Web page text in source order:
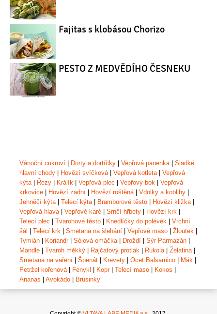
Fajitas s klobásou Chorizo
PESTO Z MEDVĚDÍHO ČESNEKU
Vánoční cukroví Dorty a dortíčky Vepřová panenka| Sladké
hlavní chody
Hovězí svíčková| Vepřová kotleta| Vepřová
kýta| Řezy Králík Vepřová plec Vepřový bok
Vepřová
krkovice
Hovězí zadní Hovězí roštěná| Vdolky a koblihy
Jehněčí kýta| Telecí kýta| Bramborové těsto Hovězí kližka|
Vepřová hlava| Vepřové karé Srnčí hřbety Hovězí krk
Telecí plec
Tvarohové těsto Knedlíčky do polévek
Vrchní
šál
Telecí krk Smetana na šlehání Vepřové maso Žloutek
Tymián
Koriandr| Sójová omáčka| Droždí Sýr Parmazán
Mandle
Tvaroh měkký Rajčatový protlak Rukola| Želatina|
Smetana na vaření
Špenát Krevety Ocet Balsamico Mák
Petržel kořenová| Fenykl Kopr| Telecí maso Kokos
Ananas
Avokádo Brusinky